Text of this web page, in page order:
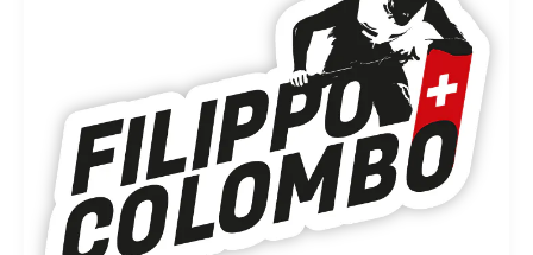
trionfo
del
2024